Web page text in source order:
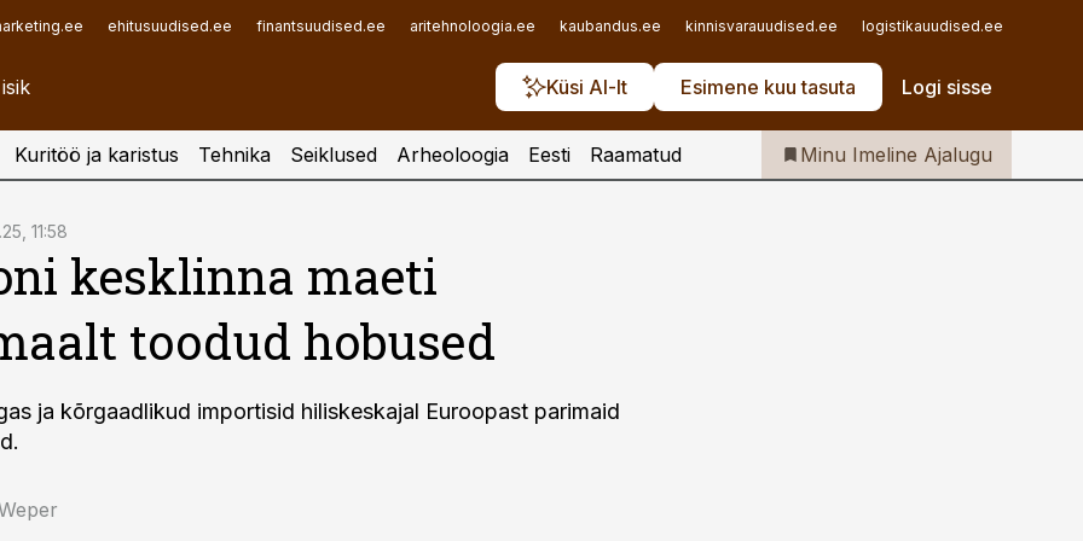
ehitusuudised.ee finantsuudised.ee aritehnoloogia.ee kaubandus.ee kinnisvarauudised.ee logistikauudised.ee
Küsi AI-lt Esimene kuu tasuta Logi sisse
Iseteenindus
Telli Imeline Ajalugu
Kuritöö ja karistus Tehnika Seiklused Arheoloogia Eesti Raamatud Minu Imeline Ajalugu
11:58
kesklinna maeti
toodud hobused
ja kõrgaadlikud importisid hiliskeskajal Euroopast parimaid